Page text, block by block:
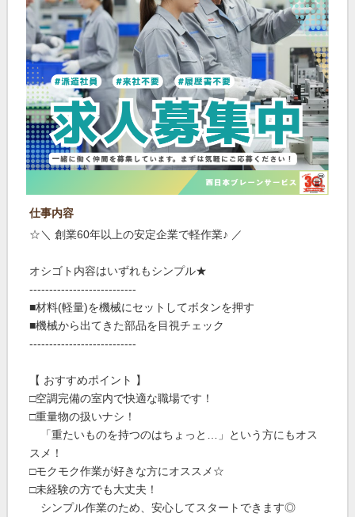
仕事内容
☆＼ 創業60年以上の安定企業で軽作業♪ ／
オシゴト内容はいずれもシンプル★
---------------------------
■材料(軽量)を機械にセットしてボタンを押す
■機械から出てきた部品を目視チェック
---------------------------
【 おすすめポイント 】
□空調完備の室内で快適な職場です！
□重量物の扱いナシ！
「重たいものを持つのはちょっと…」という方にもオス
スメ！
□モクモク作業が好きな方にオススメ☆
□未経験の方でも大丈夫！
シンプル作業のため、安心してスタートできます◎